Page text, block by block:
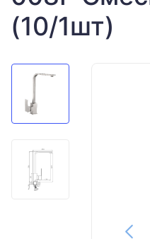
(10/1шт)